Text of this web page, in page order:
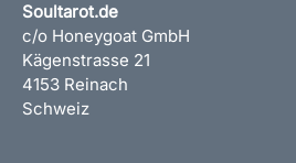
Soultarot.de
c/o Honeygoat GmbH
Kägenstrasse 21
4153 Reinach
Schweiz